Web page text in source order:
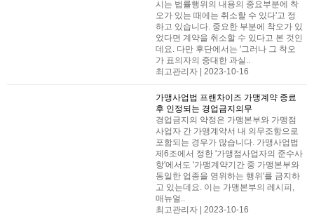
시는 법률행위의 내용의 중요부분에 착
오가 있는 때에는 취소할 수 있다'고 정
하고 있습니다. 중요한 부분에 착오가 있
었다면 계약을 취소할 수 있다고 본 것인
데요. ​다만 후단에서는 '그러나 그 착오
가 표의자의 중대한 과실..
최고관리자 | 2023-10-16
가맹사업법 프랜차이즈 가맹계약 종료
후 인정되는 경업금지의무
경업금지의 약정은 가맹본부와 가맹점
사업자 간 가맹계약서 내 의무조항으로
포함되는 경우가 많습니다. 가맹사업법
제6조에서 정한 '가맹점사업자의 준수사
항'에서도 '가맹계약기간 중 가맹본부와
동일한 업종을 영위하는 행위'를 금지하
고 있는데요. 이는 가맹본부의 레시피,
매뉴얼..
최고관리자 | 2023-10-16